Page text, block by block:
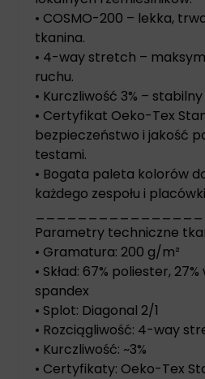
• COSMO-200 – lekka,
tkanina.
• 4-way stretch –
ruchu.
• Kurczliwość 3% –
• Certyfikat Oeko-Tex
bezpieczeństwo i jakość
testami.
• Bogata paleta kolorów
każdego zespołu i
Parametry techniczne
• Gramatura: 200 g/m²
• Skład: 67% poliester, 27%
spandex
• Splot: Diagonal 2/1
• Rozciągliwość: 4-way
• Kurczliwość: ~3%
• Certyfikaty: Oeko-Tex